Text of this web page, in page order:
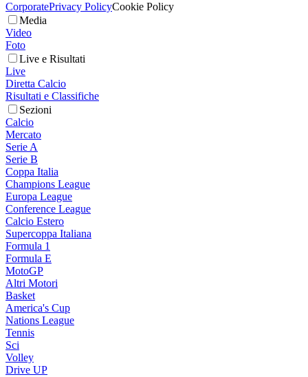
CorporatePrivacy PolicyCookie Policy
Media
Video
Foto
Live e Risultati
Live
Diretta Calcio
Risultati e Classifiche
Sezioni
Calcio
Mercato
Serie A
Serie B
Coppa Italia
Champions League
Europa League
Conference League
Calcio Estero
Supercoppa Italiana
Formula 1
Formula E
MotoGP
Altri Motori
Basket
America's Cup
Nations League
Tennis
Sci
Volley
Drive UP